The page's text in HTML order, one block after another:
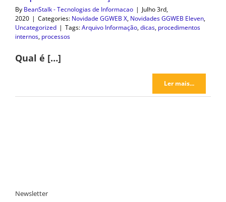
By BeanStalk - Tecnologias de Informacao | Julho 3rd,
2020 | Categories: Novidade GGWEB X, Novidades GGWEB Eleven,
Uncategorized | Tags:Arquivo Informação,dicas, procedimentos
internos, processos
Qual é […]
Ler mais...
Newsletter